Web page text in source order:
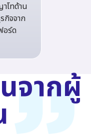
โทด้าน
กิจจาก
อร์ด
จากผู้